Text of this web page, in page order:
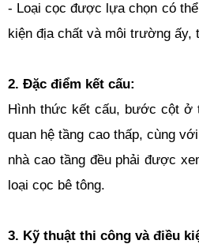
- Loại cọc được lựa chọn có
kiện địa chất và môi trường ấy,
2. Đặc điểm kết cấu:
Hình thức kết cấu, bước cột ở
quan hệ tầng cao thấp, cùng
nhà cao tầng đều phải được
loại cọc bê tông.
3. Kỹ thuật thi công và điều